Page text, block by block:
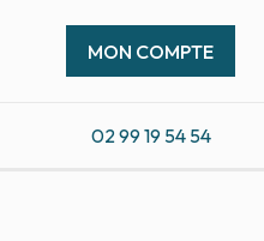
MON COMPTE
02 99 19 54 54